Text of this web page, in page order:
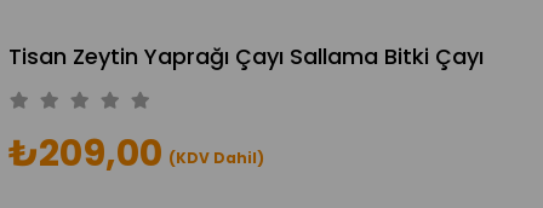
Tisan Zeytin Yaprağı Çayı Sallama Bitki Çayı
₺209,00 (KDV Dahil)